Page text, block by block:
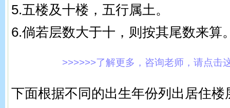
5.五楼及十楼，五行属土。
6.倘若层数大于十，则按其尾数来算
>>>>>>了解更多，咨询老师，请点击
下面根据不同的出生年份列出居住楼